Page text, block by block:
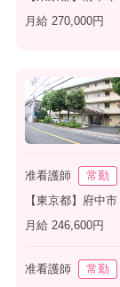
月給 270,000円
准看護師 常勤
【東京都】府中市
月給 246,600円
准看護師 常勤